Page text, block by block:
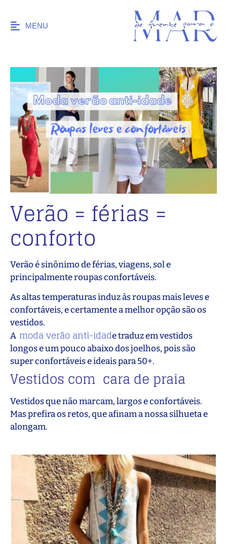
MENU
Verão = férias =
conforto
Verão é sinônimo de férias, viagens, sol e
principalmente roupas confortáveis.
As altas temperaturas induz às roupas mais leves e
confortáveis, e certamente a melhor opção são os
vestidos.
A moda verão anti-idade traduz em vestidos
longos e um pouco abaixo dos joelhos, pois são
super confortáveis e ideais para 50+.
Vestidos com cara de praia
Vestidos que não marcam, largos e confortáveis.
Mas prefira os retos, que afinam a nossa silhueta e
alongam.